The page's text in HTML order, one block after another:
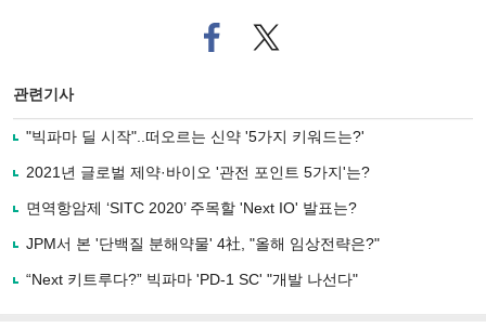
페
이
로
기
사
유
기
트위
터로
관련기사
"빅파마 딜 시작"..떠오르는 신약 '5가지 키워드는?'
2021년 글로벌 제약·바이오 '관전 포인트 5가지'는?
면역항암제 ‘SITC 2020’ 주목할 'Next IO' 발표는?
JPM서 본 '단백질 분해약물' 4社, "올해 임상전략은?"
“Next 키트루다?” 빅파마 'PD-1 SC' "개발 나선다"